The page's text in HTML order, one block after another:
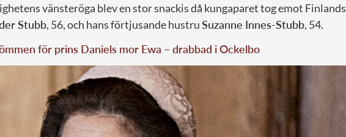
vänsteröga blev en stor snackis då kungaparet tog emot Finlands
Stubb, 56, och hans förtjusande hustruSuzanne Innes-Stubb, 54.
för prins Daniels mor Ewa – drabbad i Ockelbo